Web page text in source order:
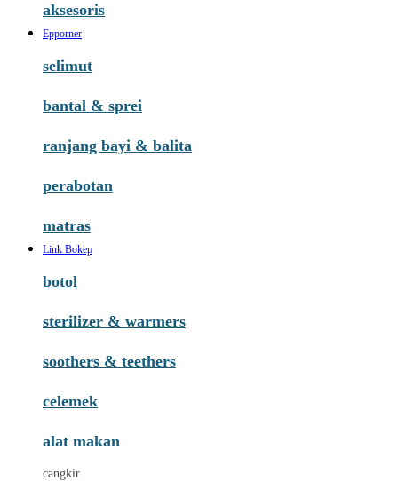
aksesoris
Epporner
selimut
bantal & sprei
ranjang bayi & balita
perabotan
matras
Link Bokep
botol
sterilizer & warmers
soothers & teethers
celemek
alat makan
cangkir